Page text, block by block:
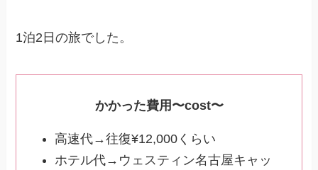
1泊2日の旅でした。
かかった費用〜cost〜
高速代→往復¥12,000くらい
ホテル代→ウェスティン名古屋キャッ